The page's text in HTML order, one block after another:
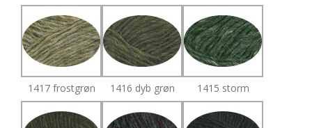
1417 frostgrøn 1416 dyb grøn 1415 storm